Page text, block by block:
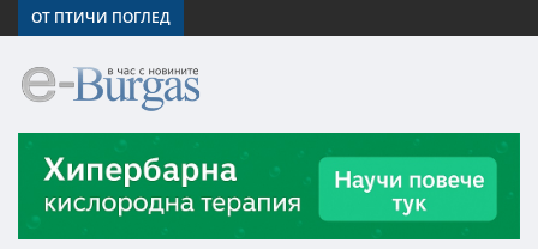
ОТ ПТИЧИ ПОГЛЕД